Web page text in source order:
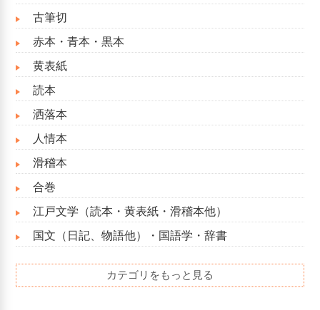
古筆切
赤本・青本・黒本
黄表紙
読本
洒落本
人情本
滑稽本
合巻
江戸文学（読本・黄表紙・滑稽本他）
国文（日記、物語他）・国語学・辞書
カテゴリをもっと見る